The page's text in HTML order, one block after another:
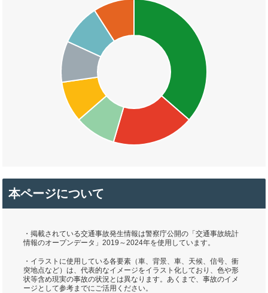
本ページについて
・掲載されている交通事故発生情報は警察庁公開の「交通事故統計
情報のオープンデータ」2019～2024年を使用しています。
・イラストに使用している各要素（車、背景、車、天候、信号、衝
突地点など）は、代表的なイメージをイラスト化しており、色や形
状等含め現実の事故の状況とは異なります。あくまで、事故のイメ
ージとして参考までにご活用ください。